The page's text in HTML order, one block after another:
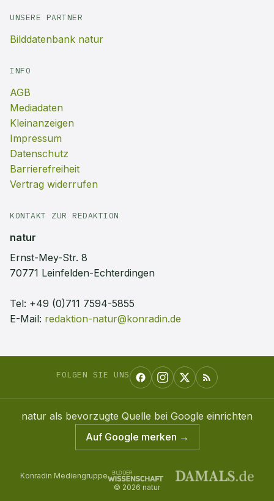
UNSERE PARTNER
Bilddatenbank natur
INFO
AGB
Mediadaten
Kleinanzeigen
Impressum
Datenschutz
Barrierefreiheit
Vertrag widerrufen
KONTAKT ZUR REDAKTION
natur
Ernst-Mey-Str. 8
70771 Leinfelden-Echterdingen
Tel: +49 (0)711 7594-5855
E-Mail: redaktion-natur@konradin.de
FOLGEN SIE UNS
natur als bevorzugte Quelle bei Google einrichten
Auf Google merken →
Konradin Mediengruppe
© 2026 natur